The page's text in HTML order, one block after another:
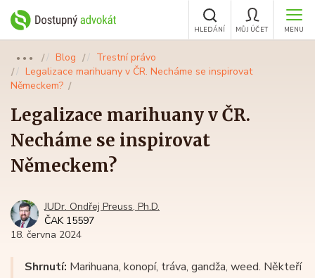
MENU
MŮJ ÚČET
HLEDÁNÍ
●●● Blog
Trestní právo
Legalizace marihuany v ČR. Necháme se inspirovat
Německem?
Legalizace marihuany v ČR.
Necháme se inspirovat
Německem?
JUDr. Ondřej Preuss, Ph.D.
ČAK 15597
18. června 2024
Shrnutí: Marihuana, konopí, tráva, gandža, weed. Někteří